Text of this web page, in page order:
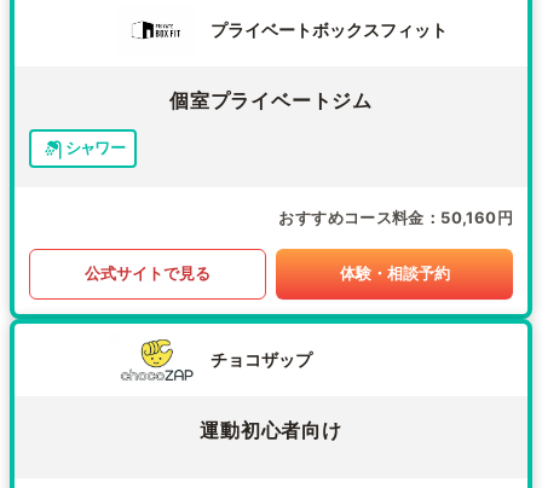
プライベートボックスフィット
個室プライベートジム
シャワー
おすすめコース料金 50,160円
公式サイトで見る 体験・相談予約
チョコザップ
運動初心者向け